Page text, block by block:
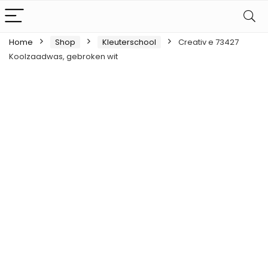
Home Shop Kleuterschool
Creativ e 73427
Koolzaadwas, gebroken wit